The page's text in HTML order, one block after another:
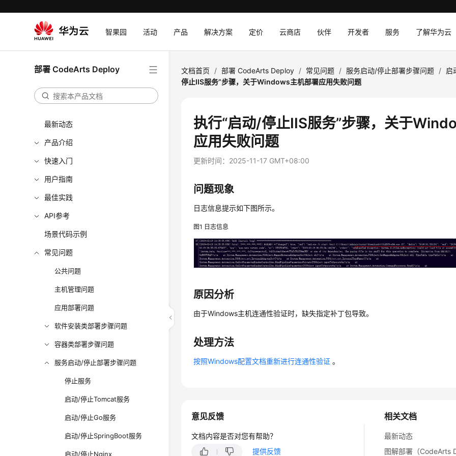
智果园 活动 产品 解决方案 定价 云商店 伙伴 开发者 服务 了解华为云
部署 CodeArts Deploy
最新动态
产品介绍
快速入门
用户指南
最佳实践
API参考
场景代码示例
常见问题
公共问题
主机管理问题
应用部署问题
软件安装类部署步骤问题
容器类部署步骤问题
服务启动/停止部署步骤问题
停止服务
启动/停止Tomcat服务
启动/停止Go服务
启动/停止SpringBoot服务
启动/停止Nginx
文档首页 / 部署 CodeArts Deploy / 常见问题 / 服务启动/停止部署步骤问题 / 启
停止IIS服务”步骤，关于Windows主机部署应用失败问题
执行“启动/停止IIS服务”步骤，关于
应用失败问题
更新时间： 2025-11-17 GMT+08:00
问题现象
日志信息提示如下图所示。
图1 日志信息
原因分析
由于Windows主机连通性验证时，缺失指定补丁包导致。
处理方法
按照Windows配置文档重新进行连通性验证 。
相关文档
最新动态
图解部署（CodeArts
意见反馈
文档内容是否对您有帮助？
提供反馈